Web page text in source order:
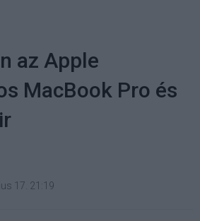
az Apple
MacBook Pro és
17. 21:19